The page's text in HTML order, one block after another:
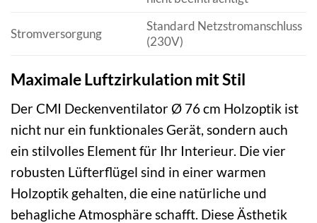
Stromversorgung
Standard Netzstromanschluss
(230V)
Maximale Luftzirkulation mit Stil
Der CMI Deckenventilator Ø 76 cm Holzoptik ist
nicht nur ein funktionales Gerät, sondern auch
ein stilvolles Element für Ihr Interieur. Die vier
robusten Lüfterflügel sind in einer warmen
Holzoptik gehalten, die eine natürliche und
behagliche Atmosphäre schafft. Diese Ästhetik